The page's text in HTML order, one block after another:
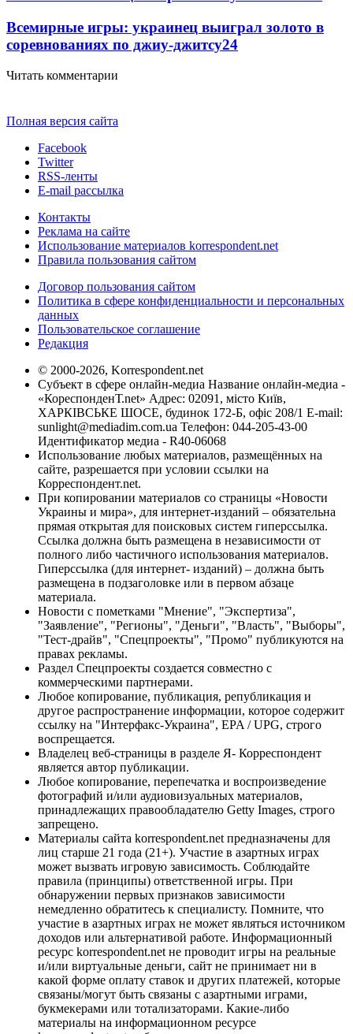
Всемирные игры: украинец выиграл золото в
соревнованиях по джиу-джитсу24
Читать комментарии
Полная версия сайта
Facebook
Twitter
RSS-ленты
E-mail рассылка
Контакты
Реклама на сайте
Использование материалов korrespondent.net
Правила пользования сайтом
Договор пользования сайтом
Политика в сфере конфиденциальности и персональных
данных
Пользовательское соглашение
Редакция
© 2000-2026, Korrespondent.net
Субъект в сфере онлайн-медиа Название онлайн-медиа -
«КореспонденТ.net» Адрес: 02091, місто Київ,
ХАРКІВСЬКЕ ШОСЕ, будинок 172-Б, офіс 208/1 E-mail:
sunlight@mediadim.com.ua Телефон: 044-205-43-00
Идентификатор медиа - R40-06068
Использование любых материалов, размещённых на
сайте, разрешается при условии ссылки на
Корреспондент.net.
При копировании материалов со страницы «Новости
Украины и мира», для интернет-изданий – обязательна
прямая открытая для поисковых систем гиперссылка.
Ссылка должна быть размещена в независимости от
полного либо частичного использования материалов.
Гиперссылка (для интернет- изданий) – должна быть
размещена в подзаголовке или в первом абзаце
материала.
Новости с пометками "Мнение", "Экспертиза",
"Заявление", "Регионы", "Деньги", "Власть", "Выборы",
"Тест-драйв", "Спецпроекты", "Промо" публикуются на
правах рекламы.
Раздел Спецпроекты создается совместно с
коммерческими партнерами.
Любое копирование, публикация, републикация и
другое распространение информации, которое содержит
ссылку на "Интерфакс-Украина", EPA / UPG, строго
воспрещается.
Владелец веб-страницы в разделе Я- Корреспондент
является автор публикации.
Любое копирование, перепечатка и воспроизведение
фотографий и/или аудиовизуальных материалов,
принадлежащих правообладателю Getty Images, строго
запрещено.
Материалы сайта korrespondent.net предназначены для
лиц старше 21 года (21+). Участие в азартных играх
может вызвать игровую зависимость. Соблюдайте
правила (принципы) ответственной игры. При
обнаружении первых признаков зависимости
немедленно обратитесь к специалисту. Помните, что
участие в азартных играх не может являться источником
доходов или альтернативой работе. Информационный
ресурс korrespondent.net не проводит игры на реальные
и/или виртуальные деньги, сайт не принимает ни в
какой форме оплату ставок и других платежей, которые
связаны/могут быть связаны с азартными играми,
букмекерами или тотализаторами. Какие-либо
материалы на информационном ресурсе